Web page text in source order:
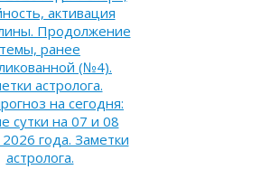
активация
Продолжение
темы, ранее
(№4).
астролога.
на сегодня:
сутки на 07 и 08
2026 года. Заметки
астролога.